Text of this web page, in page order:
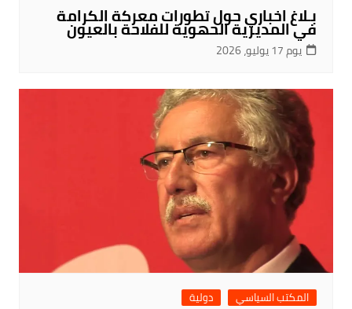
بـلاغ اخباري حول تطورات معركة الكرامة
في المديرية الحهوية للفلاحة بالعيون
يوم 17 يوليو، 2026
المكتب السياسي دولية